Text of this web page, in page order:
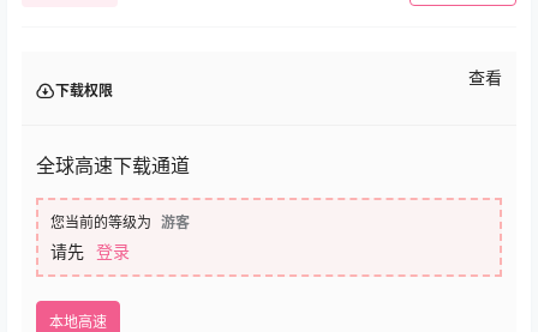
下载权限
查看
全球高速下载通道
您当前的等级为 游客
请先 登录
本地高速